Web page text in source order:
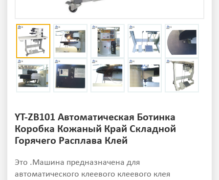
YT-ZB101 Автоматическая Ботинка
Коробка Кожаный Край Складной
Горячего Расплава Клей
Это .Машина предназначена для
автоматического клеевого клеевого клея